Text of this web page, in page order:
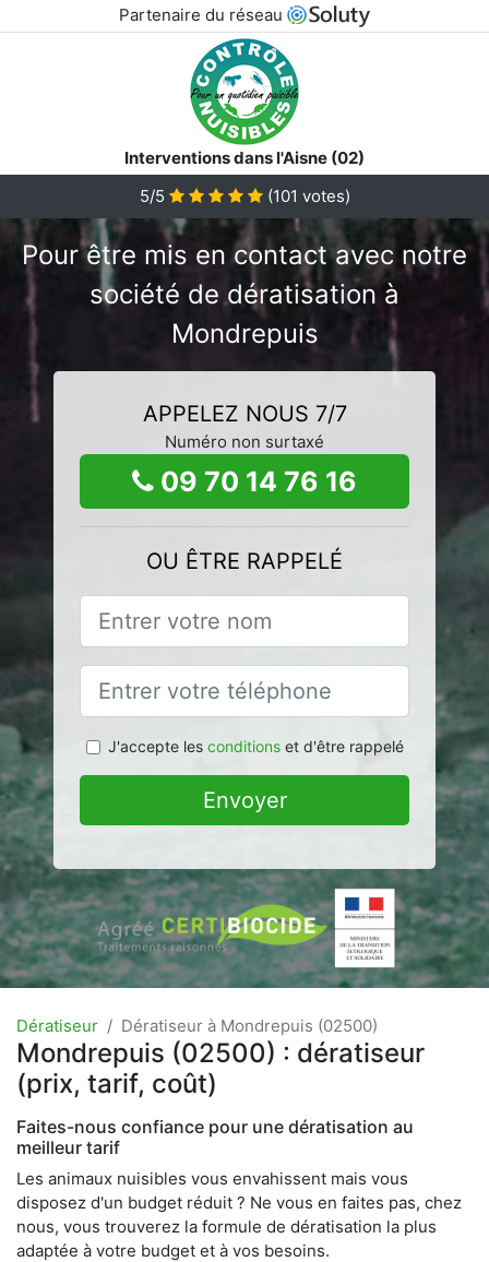
Partenaire du réseau
Interventions dans l'Aisne (02)
5/5
(101 votes)
Pour être mis en contact avec notre
société de dératisation à
Mondrepuis
APPELEZ NOUS 7/7
Numéro non surtaxé
09 70 14 76 16
OU ÊTRE RAPPELÉ
J'accepte les conditionset d'être rappelé
Envoyer
Dératiseur Dératiseur à Mondrepuis (02500)
Mondrepuis (02500) : dératiseur
(prix, tarif, coût)
Faites-nous confiance pour une dératisation au
meilleur tarif
Les animaux nuisibles vous envahissent mais vous
disposez d'un budget réduit ? Ne vous en faites pas, chez
nous, vous trouverez la formule de dératisation la plus
adaptée à votre budget et à vos besoins.